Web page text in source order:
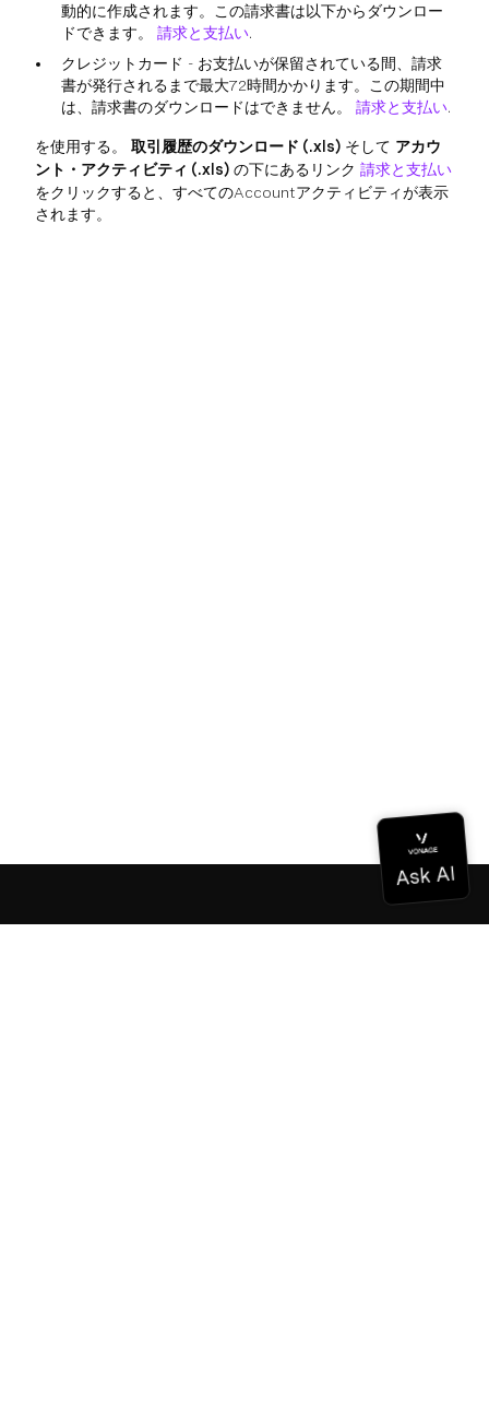
動的に作成されます。この請求書は以下からダウンロー
ドできます。 請求と支払い.
クレジットカード - お支払いが保留されている間、請求
書が発行されるまで最大72時間かかります。この期間中
は、請求書のダウンロードはできません。 請求と支払い.
を使用する。 取引履歴のダウンロード (.xls) そして アカウ
ント・アクティビティ (.xls) の下にあるリンク 請求と支払い
をクリックすると、すべてのAccountアクティビティが表示
されます。